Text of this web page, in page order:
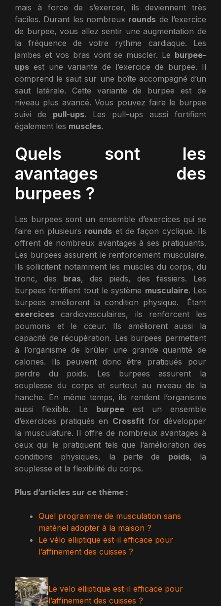
mais à force de s’exercer, ils deviennent très
faciles. Durant les nombreux rounds de l’exercice
de burpee, vous allez sentir une augmentation de
la fréquence de votre rythme cardiaque. Les
jambes et vos bras vont se muscler. Le burpee-
ups est une variante de l’exercice de burpee. Il
comprend le saut sur une boîte accompagné d’un
saut latérale. Cette variante de burpee est de
niveau plus avancé. Vous pouvez faire le burpee
suivi de pull-ups. Les pull-ups aussi fortifient
également les muscles.
Quels sont les
avantages des
burpees ?
Les burpees sont un ensemble d’exercices qui se
faire en plusieurs rounds et de façon cyclique. Ils
offrent de nombreux avantages à ses pratiquants.
Les burpees assurent le renforcement musculaire.
Ils sollicitent notamment les muscles du corps, du
tronc, des bras, des pieds, des fessiers. Les
burpees fortifient tout le système musculaire. Les
burpees améliorent la condition physique. Étant
exercices cardiovasculaires, ils renforcent les
poumons et le cœur. Ils améliorent aussi la
capacité de récupération. Les burpees permettent
à l’organisme de brûler une grande quantité de
calories. Ils peuvent donc être pratiqués pour
perdre du poids. Les burpees assurent la
souplesse du corps et surtout au niveau de la
hanche. En même temps, ils rendent l’organisme
aussi flexible. Le burpee est un ensemble
d’exercices pratiqués en Crossfit for développer
la musculature. Il offre de nombreux avantages à
ceux qui le pratiquent tels que l’amélioration des
conditions physiques, la perte de poids, la
souplesse et la flexibilité du corps.
Plus d’articles sur ce thème :
Quel programme de musculation sans
matériel adopter à la maison ?
Le vélo elliptique est-il efficace pour
l’affinement des cuisses ?
Le velo elliptique est-il efficace pour
l’affinement des cuisses ?